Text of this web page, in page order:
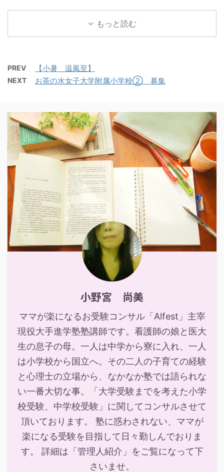
もっと読む
PREV 【小暑 温風至】
NEXT お茶の水女子大学附属小学校② 募集
小野宮 尚美
ママが楽になるお受験コンサル「Alfest」主宰
現役大手進学塾塾講師です。看護師の娘と医大
生の息子の母。一人は中学から寮に入れ、一人
は小学校から国立へ。その二人の子育ての経験
と心理士の立場から、なかなか塾では語られな
い一番大切な事。「大学受験までを考えた小学
校受験、中学校受験」に関してコンサルさせて
頂いております。 塾に惑わされない、ママが
楽になる受験を目指して日々勤しんでおりま
す。 詳細は「管理人紹介」をご覧になって下
さいませ。